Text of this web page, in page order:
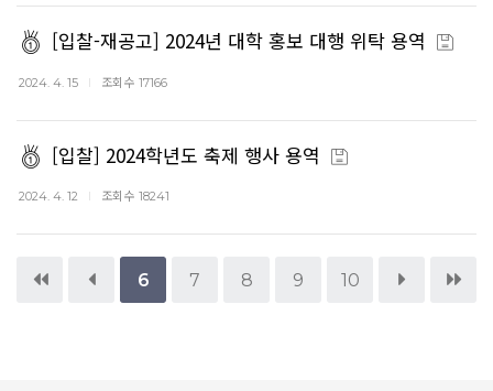
[입찰-재공고] 2024년 대학 홍보 대행 위탁 용역
2024. 4. 15 조회수 17166
[입찰] 2024학년도 축제 행사 용역
2024. 4. 12 조회수 18241
6 7 8 9 10